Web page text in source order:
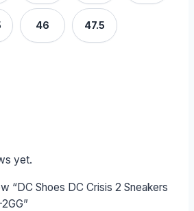
46 47.5
yet.
“DC Shoes DC Crisis 2 Sneakers